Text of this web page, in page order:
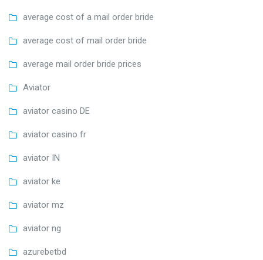
average cost of a mail order bride
average cost of mail order bride
average mail order bride prices
Aviator
aviator casino DE
aviator casino fr
aviator IN
aviator ke
aviator mz
aviator ng
azurebetbd